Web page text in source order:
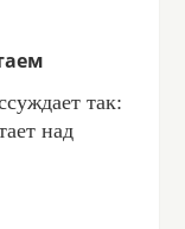
так:
над